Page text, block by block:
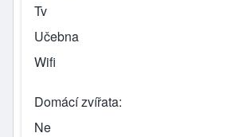
Tv
Učebna
Wifi
Domácí zvířata
Ne